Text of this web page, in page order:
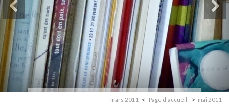
mars 2011 Page d'accueil mai 2011